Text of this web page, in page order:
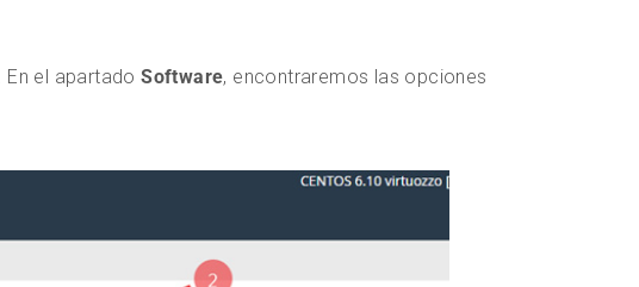
En el apartadoSoftware, encontraremos las opciones